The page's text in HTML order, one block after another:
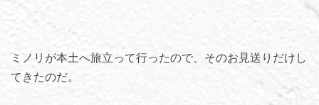
ミノリが本土へ旅立って行ったので、そのお見送りだけし
てきたのだ。